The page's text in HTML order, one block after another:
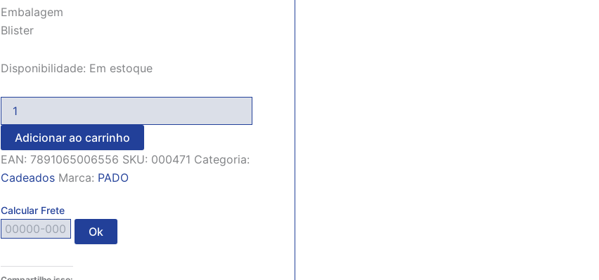
Embalagem
Blister
Disponibilidade: Em estoque
Adicionar ao carrinho
EAN: 7891065006556 SKU: 000471 Categoria:
Cadeados Marca: PADO
Calcular Frete
Ok